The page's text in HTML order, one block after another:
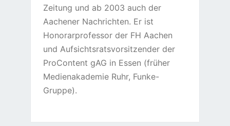
Zeitung und ab 2003 auch der
Aachener Nachrichten. Er ist
Honorarprofessor der FH Aachen
und Aufsichtsratsvorsitzender der
ProContent gAG in Essen (früher
Medienakademie Ruhr, Funke-
Gruppe).